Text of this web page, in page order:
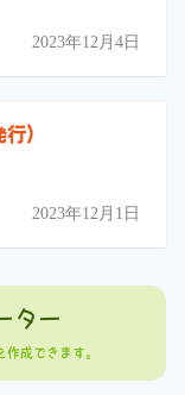
2023年12月4日
）
2023年12月1日
ター
成できます。